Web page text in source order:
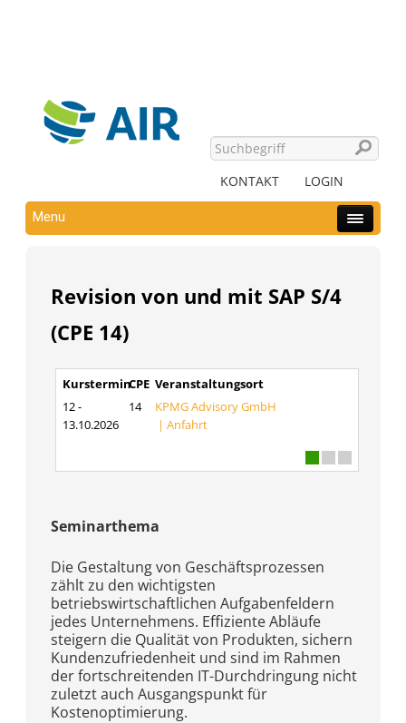
KONTAKT LOGIN
Menu
Revision von und mit SAP S/4
(CPE 14)
KursterminCPE Veranstaltungsort
12 -
13.10.2026
14
KPMG Advisory GmbH
|Anfahrt
Seminarthema
Die Gestaltung von Geschäftsprozessen
zählt zu den wichtigsten
betriebswirtschaftlichen Aufgabenfeldern
jedes Unternehmens. Effiziente Abläufe
steigern die Qualität von Produkten, sichern
Kundenzufriedenheit und sind im Rahmen
der fortschreitenden IT-Durchdringung nicht
zuletzt auch Ausgangspunkt für
Kostenoptimierung.